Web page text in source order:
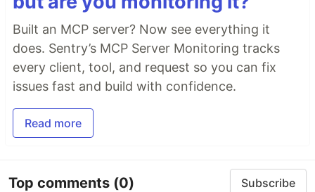
Built an MCP server? Now see everything it
does. Sentry’s MCP Server Monitoring tracks
every client, tool, and request so you can fix
issues fast and build with confidence.
Read more
Top comments (0) Subscribe